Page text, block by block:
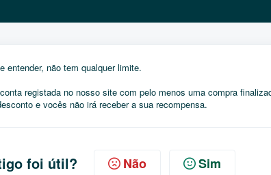
entender, não tem qualquer limite.
registada no nosso site com pelo menos uma compra
e vocês não irá receber a sua recompensa.
foi útil? Não Sim